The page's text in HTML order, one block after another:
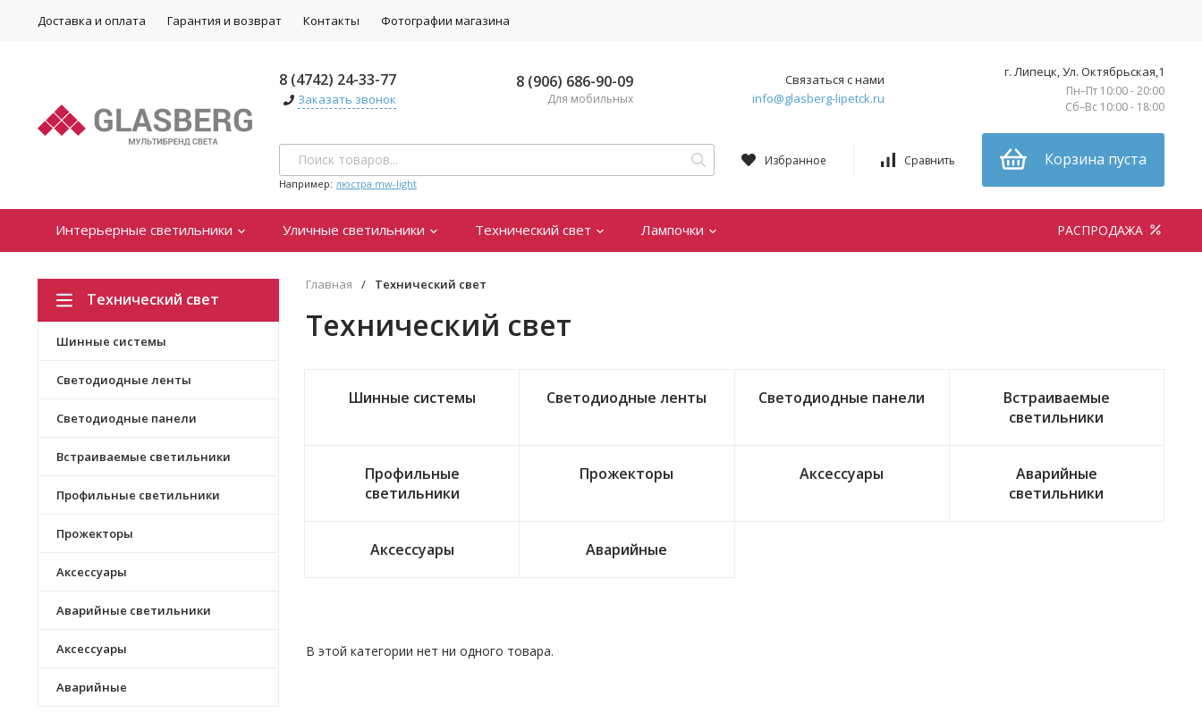
Доставка и оплата Гарантия и возврат Контакты Фотографии магазина
8 (4742) 24-33-77
Заказать звонок
8 (906) 686-90-09
Для мобильных
Связаться с нами
info@glasberg-lipetck.ru
г. Липецк, Ул. Октябрьская,1
Пн–Пт 10:00 - 20:00
Сб–Вс 10:00 - 18:00
Например: люстра mw-light
Избранное Сравнить Корзина пуста
Интерьерные светильники Уличные светильники Технический свет Лампочки РАСПРОДАЖА
Технический свет
Шинные системы
Светодиодные ленты
Светодиодные панели
Встраиваемые светильники
Профильные светильники
Прожекторы
Аксессуары
Аварийные светильники
Аксессуары
Аварийные
Главная / Технический свет
Технический свет
Шинные системы Светодиодные ленты Светодиодные панели
Встраиваемые
светильники
Профильные
светильники
Прожекторы Аксессуары
Аварийные
светильники
Аксессуары Аварийные
В этой категории нет ни одного товара.